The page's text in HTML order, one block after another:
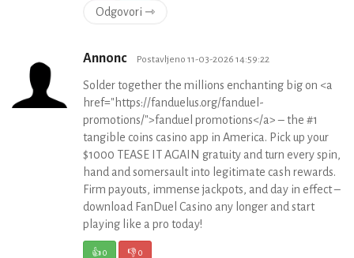
Odgovori ⇾
Annonc Postavljeno 11-03-2026 14:59:22
Solder together the millions enchanting big on <a
href="https://fanduelus.org/fanduel-
promotions/">fanduel promotions</a> – the #1
tangible coins casino app in America. Pick up your
$1000 TEASE IT AGAIN gratuity and turn every spin,
hand and somersault into legitimate cash rewards.
Firm payouts, immense jackpots, and day in effect –
download FanDuel Casino any longer and start
playing like a pro today!
👍0 👎0